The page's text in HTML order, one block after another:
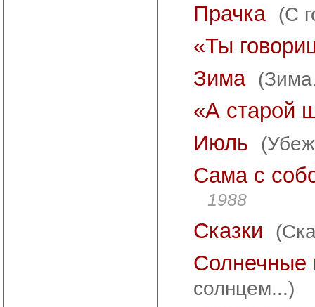
Прачка (С
«Ты
Зима
«А старой
Июль
Сама с
1988
Сказки
Солнечные
солнцем...)